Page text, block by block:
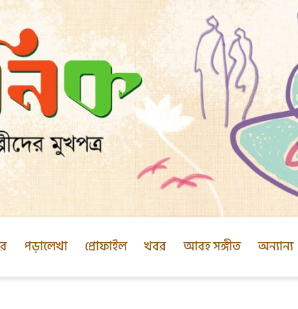
পড়ালেখা প্রোফাইল খবর আবহ সঙ্গীত অন্যান্য